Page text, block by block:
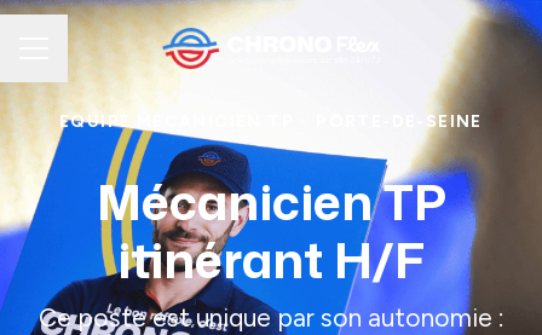
MENU CARRIÈRE
EQUIPE MÉCANICIEN TP PORTE-DE-SEINE
Mécanicien TP
itinérant H/F
Ce poste est unique par son autonomie :